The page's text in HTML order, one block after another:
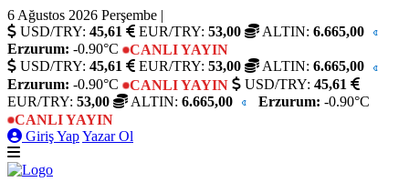
6 Ağustos 2026 Perşembe |
USD/TRY: 45,61 EUR/TRY: 53,00 ALTIN: 6.665,00
Erzurum: -0.90°C
CANLI YAYIN
USD/TRY: 45,61 EUR/TRY: 53,00 ALTIN: 6.665,00
Erzurum: -0.90°C CANLI YAYIN USD/TRY: 45,61
EUR/TRY: 53,00 ALTIN: 6.665,00 Erzurum: -0.90°C
CANLI YAYIN
Giriş YapYazar Ol